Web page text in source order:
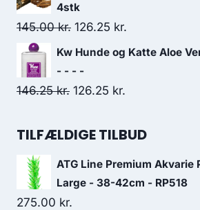
var:
128.75 kr..
4stk
145.00kr. Den
oprindelige
pris
var:
126.25 kr.
aktuelle
Kw Hunde og Katte Aloe
- - - -
146.25kr. Den
pris
146.25 kr..
126.25 kr.
pris
126.25 kr..
TILFÆLDIGE TILBUD
ATG Line Premium Akvarie
Large - 38-42cm - RP518
275.00 kr.